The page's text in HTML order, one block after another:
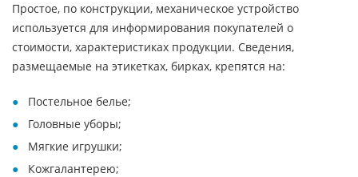
Простое, по конструкции, механическое устройство
используется для информирования покупателей о
стоимости, характеристиках продукции. Сведения,
размещаемые на этикетках, бирках, крепятся на:
Постельное белье;
Головные уборы;
Мягкие игрушки;
Кожгалантерею;